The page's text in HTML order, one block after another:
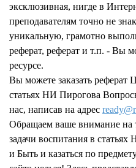
эксклюзивная, нигде в
преподавателям точно не
уникальную, грамотно
реферат, реферат и т.п. - Вы
ресурсе.
Вы можете заказать реферат
статьях НИ Пирогова
нас, написав на адрес
Обращаем ваше внимание на
задачи воспитания в
и Быть и казаться по